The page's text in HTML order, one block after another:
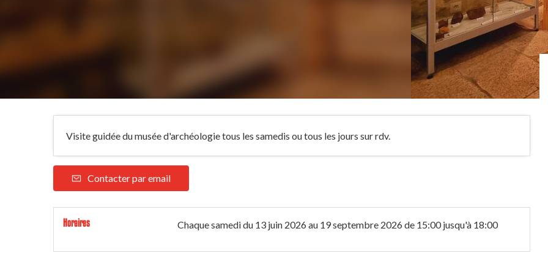
Visite guidée du musée d'archéologie tous les samedis ou tous les jours sur rdv.
Contacter par email
Horaires Chaque samedi du 13 juin 2026au 19 septembre 2026de 15:00 jusqu'à 18:00